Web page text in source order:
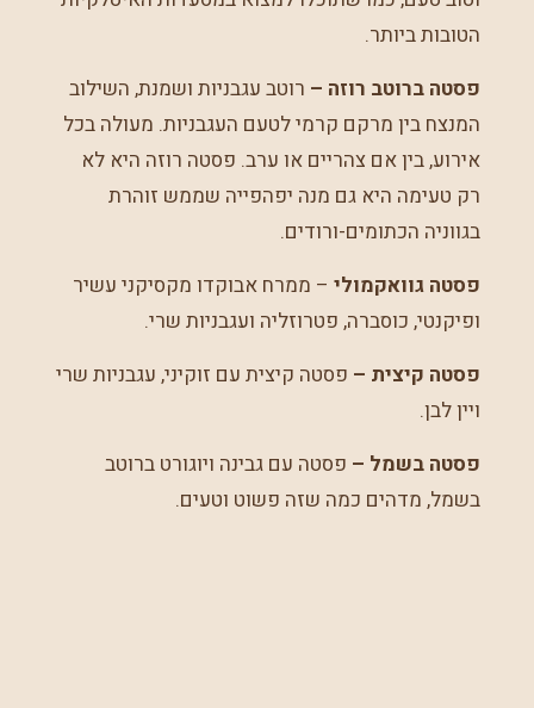
הטובות ביותר.
פסטה ברוטב רוזה – רוטב עגבניות ושמנת, השילוב
המנצח בין מרקם קרמי לטעם העגבניות. מעולה בכל
אירוע, בין אם צהריים או ערב. פסטה רוזה היא לא
רק טעימה היא גם מנה יפהפייה שממש זוהרת
בגווניה הכתומים-ורודים.
פסטה גוואקמולי – ממרח אבוקדו מקסיקני עשיר
ופיקנטי, כוסברה, פטרוזליה ועגבניות שרי.
פסטה קיצית – פסטה קיצית עם זוקיני, עגבניות שרי
ויין לבן.
פסטה בשמל – פסטה עם גבינה ויוגורט ברוטב
בשמל, מדהים כמה שזה פשוט וטעים.